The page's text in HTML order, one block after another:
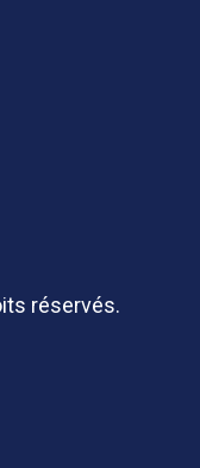
réservés.